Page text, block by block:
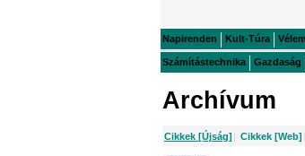
Napirenden Kult-Túra
Számítástechnika Gazdaság
Archívum
Cikkek [Újság] | Cikkek [Web] |